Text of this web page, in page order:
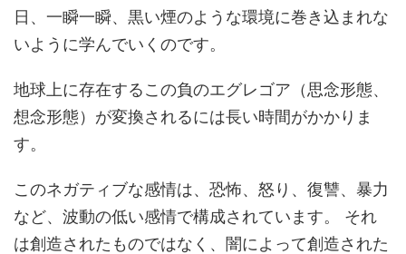
日、一瞬一瞬、黒い煙のような環境に巻き込まれな
いように学んでいくのです。
地球上に存在するこの負のエグレゴア（思念形態、
想念形態）が変換されるには長い時間がかかりま
す。
このネガティブな感情は、恐怖、怒り、復讐、暴力
など、波動の低い感情で構成されています。 それ
は創造されたものではなく、闇によって創造された